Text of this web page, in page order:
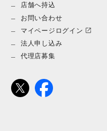
店舗へ持込
お問い合わせ
マイページログイン
法人申し込み
代理店募集